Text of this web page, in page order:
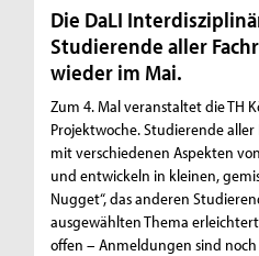
Die DaLI
Studierende aller
wieder im Mai.
Zum 4. Mal veranstaltet die TH
Projektwoche. Studierende
mit verschiedenen Aspekten
und entwickeln in kleinen,
Nugget“, das anderen
ausgewählten Thema
offen – Anmeldungen sind